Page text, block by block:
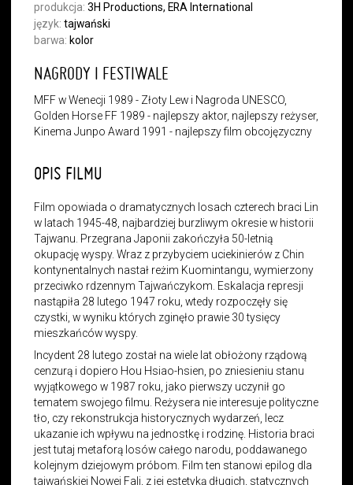
produkcja:3H Productions, ERA International
język:tajwański
barwa: kolor
NAGRODY I FESTIWALE
MFF w Wenecji 1989 - Złoty Lew i Nagroda UNESCO,
Golden Horse FF 1989 - najlepszy aktor, najlepszy reżyser,
Kinema Junpo Award 1991 - najlepszy film obcojęzyczny
OPIS FILMU
Film opowiada o dramatycznych losach czterech braci Lin
w latach 1945-48, najbardziej burzliwym okresie w historii
Tajwanu. Przegrana Japonii zakończyła 50-letnią
okupację wyspy. Wraz z przybyciem uciekinierów z Chin
kontynentalnych nastał reżim Kuomintangu, wymierzony
przeciwko rdzennym Tajwańczykom. Eskalacja represji
nastąpiła 28 lutego 1947 roku, wtedy rozpoczęły się
czystki, w wyniku których zginęło prawie 30 tysięcy
mieszkańców wyspy.
Incydent 28 lutego został na wiele lat obłożony rządową
cenzurą i dopiero Hou Hsiao-hsien, po zniesieniu stanu
wyjątkowego w 1987 roku, jako pierwszy uczynił go
tematem swojego filmu. Reżysera nie interesuje polityczne
tło, czy rekonstrukcja historycznych wydarzeń, lecz
ukazanie ich wpływu na jednostkę i rodzinę. Historia braci
jest tutaj metaforą losów całego narodu, poddawanego
kolejnym dziejowym próbom. Film ten stanowi epilog dla
tajwańskiej Nowej Fali, z jej estetyką długich, statycznych